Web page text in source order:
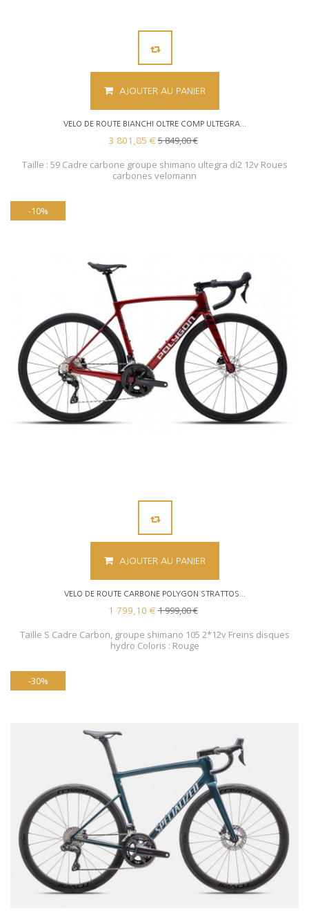
AJOUTER AU PANIER
VELO DE ROUTE BIANCHI OLTRE COMP ULTEGRA...
3 801,85 € 5 849,00 €
Taille : 59 Cadre carbone groupe shimano ultegra di2 12v Roues
carbones velomann
-10%
AJOUTER AU PANIER
VELO DE ROUTE CARBONE POLYGON STRATTOS...
1 799,10 € 1 999,00 €
Taille S Cadre Carbon, groupe shimano 105 2*12v Freins disques
hydro Coloris : Rouge
-30%